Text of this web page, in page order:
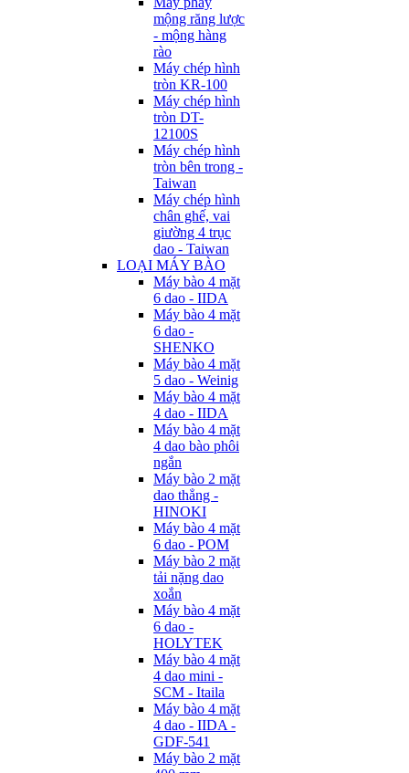
mộng răng lược
- mộng hàng
rào
Máy chép hình
tròn KR-100
Máy chép hình
tròn DT-
12100S
Máy chép hình
tròn bên trong -
Taiwan
Máy chép hình
chân ghế, vai
giường 4 trục
dao - Taiwan
LOẠI MÁY BÀO
Máy bào 4 mặt
6 dao - IIDA
Máy bào 4 mặt
6 dao -
SHENKO
Máy bào 4 mặt
5 dao - Weinig
Máy bào 4 mặt
4 dao - IIDA
Máy bào 4 mặt
4 dao bào phôi
ngắn
Máy bào 2 mặt
dao thẳng -
HINOKI
Máy bào 4 mặt
6 dao - POM
Máy bào 2 mặt
tải nặng dao
xoắn
Máy bào 4 mặt
6 dao -
HOLYTEK
Máy bào 4 mặt
4 dao mini -
SCM - Itaila
Máy bào 4 mặt
4 dao - IIDA -
GDF-541
Máy bào 2 mặt